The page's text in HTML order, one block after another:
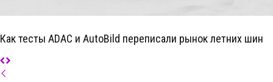
Как тесты ADAC и AutoBild переписали рынок летних шин